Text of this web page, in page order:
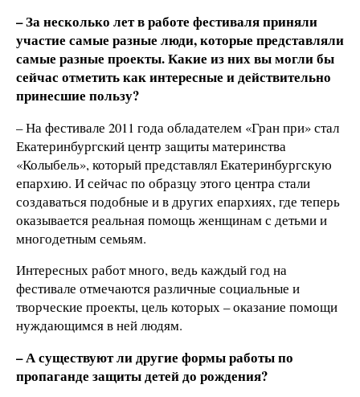
– За несколько лет в работе фестиваля приняли
участие самые разные люди, которые представляли
самые разные проекты. Какие из них вы могли бы
сейчас отметить как интересные и действительно
принесшие пользу?
– На фестивале 2011 года обладателем «Гран при» стал
Екатеринбургский центр защиты материнства
«Колыбель», который представлял Екатеринбургскую
епархию. И сейчас по образцу этого центра стали
создаваться подобные и в других епархиях, где теперь
оказывается реальная помощь женщинам с детьми и
многодетным семьям.
Интересных работ много, ведь каждый год на
фестивале отмечаются различные социальные и
творческие проекты, цель которых – оказание помощи
нуждающимся в ней людям.
– А существуют ли другие формы работы по
пропаганде защиты детей до рождения?